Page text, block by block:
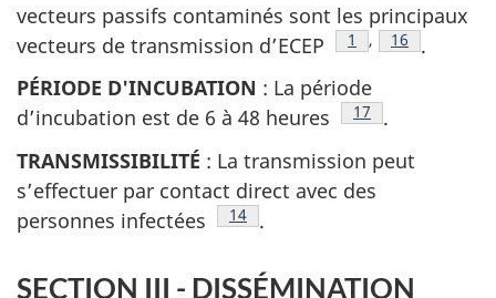
vecteurs passifs contaminés sont les principaux
vecteurs de transmission d’ECEP
Note de bas de
1 , Note de bas
16
.
PÉRIODE D'INCUBATION : La période
d’incubation est de 6 à 48 heures
Note de bas de
17
.
TRANSMISSIBILITÉ : La transmission peut
s’effectuer par contact direct avec des
personnes infectées
Note de bas de page
14 .
SECTION III - DISSÉMINATION